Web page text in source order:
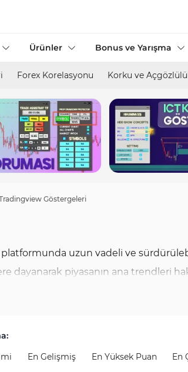
Ürünler Bonus ve Yarışma
Forex Korelasyonu Korku ve
Göstergeleri
uzun vadeli ve
dayanarak piyasanın ana trendleri
(TEMA) ve Smoothed Moving
Weighted Moving Average (WMA)
tespiti için oldukça faydalıdır. Bu
trend piyasalarında daha
En Gelişmiş En Yüksek Puan En